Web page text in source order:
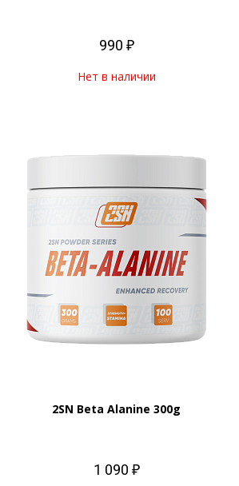
990 ₽
Нет в наличии
2SN Beta Alanine 300g
1 090 ₽